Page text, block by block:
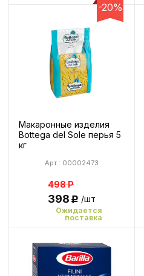
-20%
Макаронные изделия
Bottega del Sole перья 5
кг
Арт.: 00002473
498Р
398Р /шт
Ожидается
поставка